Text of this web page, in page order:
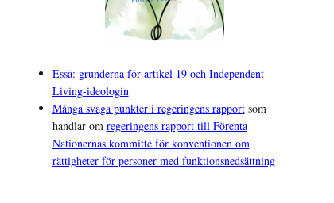
Essä: grunderna för artikel 19 och Independent
Living-ideologin
Många svaga punkter i regeringens rapportsom
handlar om regeringens rapport till Förenta
Nationernas kommitté för konventionen om
rättigheter för personer med funktionsnedsättning